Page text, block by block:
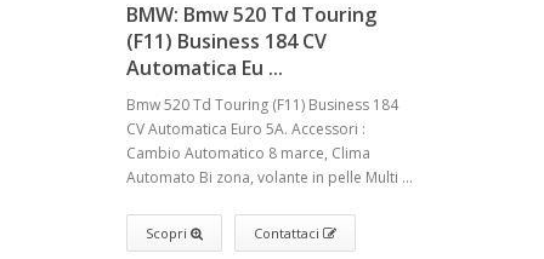
BMW: Bmw 520 Td Touring
(F11) Business 184 CV
Automatica Eu ...
Bmw 520 Td Touring (F11) Business 184
CV Automatica Euro 5A. Accessori :
Cambio Automatico 8 marce, Clima
Automato Bi zona, volante in pelle Multi ...
Scopri Contattaci